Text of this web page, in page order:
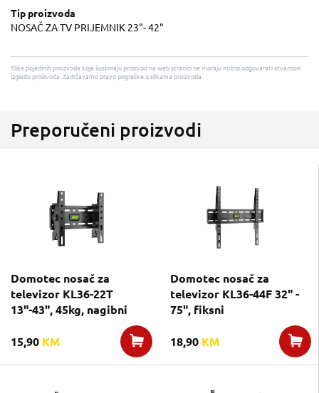
Tip proizvoda
NOSAČ ZA TV PRIJEMNIK 23"- 42"
Slike pojedinih proizvoda koje ilustriraju proizvod na web stranici ne moraju nužno odgovarati stvarnom
izgledu proizvoda. Zadržavamo pravo pogreške u slikama proizvoda.
Preporučeni proizvodi
Domotec nosač za
televizor KL36-22T
13"-43", 45kg, nagibni
15,90 KM
Domotec nosač za
televizor KL36-44F 32" -
75", fiksni
18,90 KM